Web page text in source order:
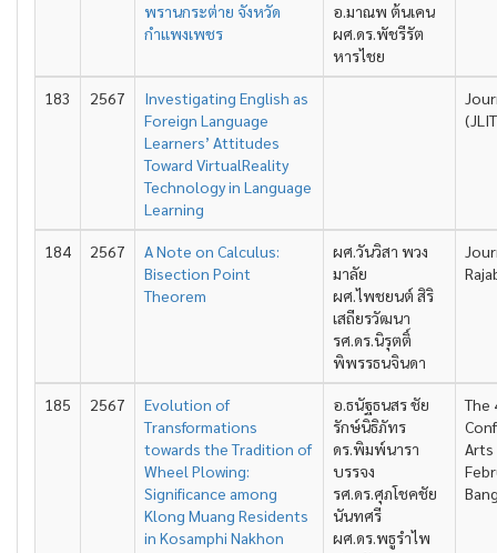
พรานกระต่าย จังหวัด
กำแพงเพชร
อ.มาณพ ต้นเคน
ผศ.ดร.พัชรีรัต
หารไชย
183 2567
Investigating English as
Foreign Language
Learners’ Attitudes
Toward VirtualReality
Technology in Language
Learning
184 2567
A Note on Calculus:
Bisection Point
Theorem
ผศ.วันวิสา พวง
มาลัย
ผศ.ไพชยนต์ สิริ
เสถียรวัฒนา
รศ.ดร.นิรุตติ์
พิพรรธนจินดา
185 2567
Evolution of
Transformations
towards the Tradition of
Wheel Plowing:
Significance among
Klong Muang Residents
in Kosamphi Nakhon
อ.ธนัฐธนสร ชัย
รักษ์นิธิภัทร
ดร.พิมพ์นารา
บรรจง
รศ.ดร.ศุภโชคชัย
นันทศรี
ผศ.ดร.พธูรำไพ
The
Arts